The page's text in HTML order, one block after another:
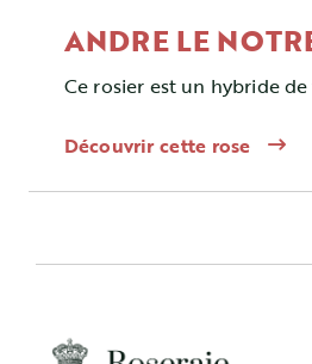
ANDRE LE
Ce rosier est un hybride
Découvrir cette rose